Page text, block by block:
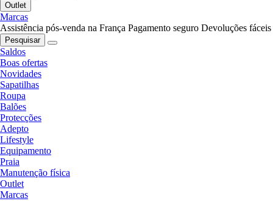
Outlet
Marcas
Assistência pós-venda na França Pagamento seguro Devoluções fáceis
Pesquisar
Saldos
Boas ofertas
Novidades
Sapatilhas
Roupa
Balões
Protecções
Adepto
Lifestyle
Equipamento
Praia
Manutenção física
Outlet
Marcas